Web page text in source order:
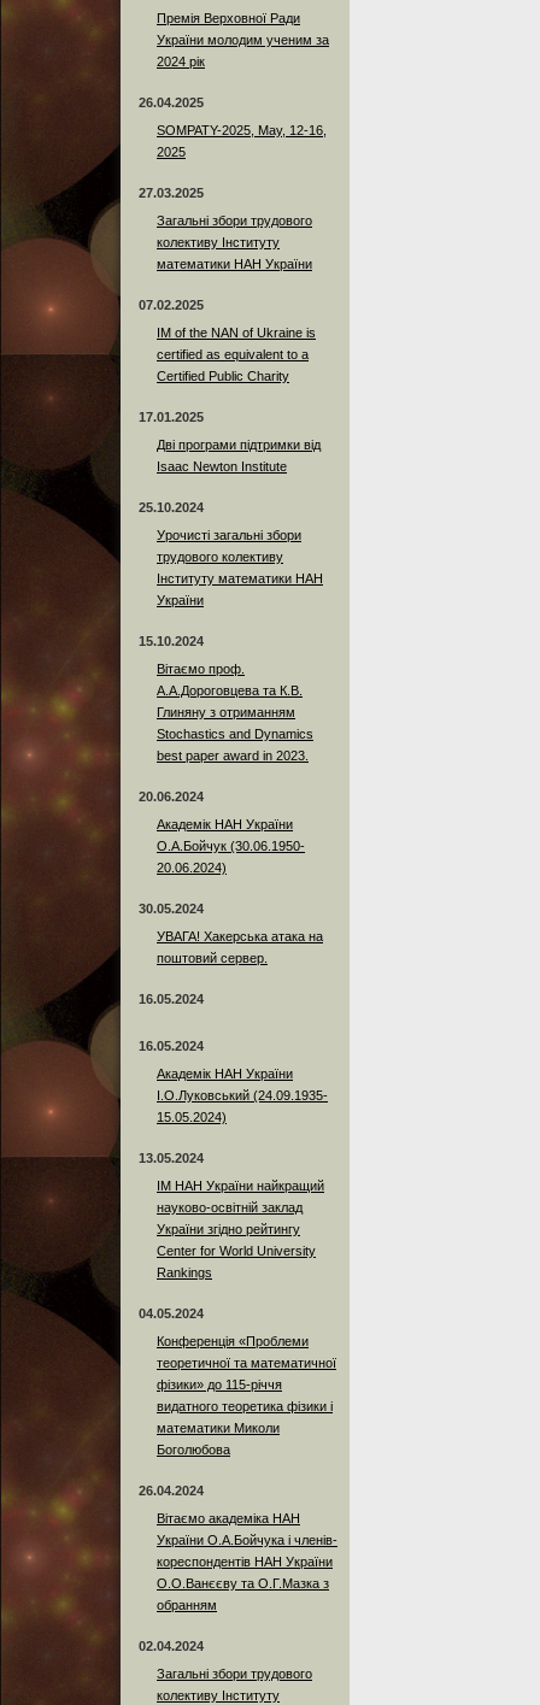
Премія Верховної Ради
України молодим ученим за
2024 рік
26.04.2025
SOMPATY-2025, May, 12-16,
2025
27.03.2025
Загальні збори трудового
колективу Інституту
математики НАН України
07.02.2025
IM of the NAN of Ukraine is
certified as equivalent to a
Certified Public Charity
17.01.2025
Дві програми підтримки від
Isaac Newton Institute
25.10.2024
Урочисті загальні збори
трудового колективу
Інституту математики НАН
України
15.10.2024
Вітаємо проф.
А.А.Дороговцева та К.В.
Глиняну з отриманням
Stochastics and Dynamics
best paper award in 2023.
20.06.2024
Академік НАН України
О.А.Бойчук (30.06.1950-
20.06.2024)
30.05.2024
УВАГА! Хакерська атака на
поштовий сервер.
16.05.2024
16.05.2024
Академік НАН України
І.О.Луковський (24.09.1935-
15.05.2024)
13.05.2024
ІМ НАН України найкращий
науково-освітній заклад
України згідно рейтингу
Center for World University
Rankings
04.05.2024
Конференція «Проблеми
теоретичної та математичної
фізики» до 115-річчя
видатного теоретика фізики і
математики Миколи
Боголюбова
26.04.2024
Вітаємо академіка НАН
України О.А.Бойчука і членів-
кореспондентів НАН України
О.О.Ванєєву та О.Г.Мазка з
обранням
02.04.2024
Загальні збори трудового
колективу Інституту